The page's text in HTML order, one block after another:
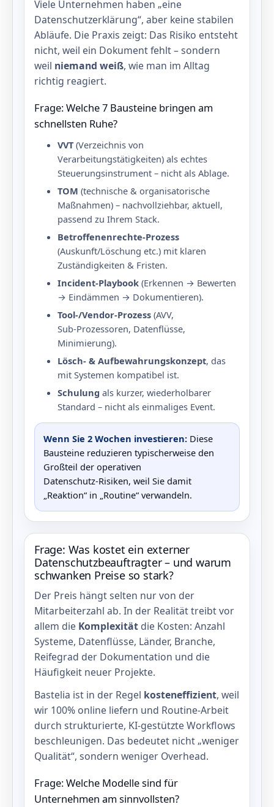
Viele Unternehmen haben „eine
Datenschutzerklärung“, aber keine stabilen
Abläufe. Die Praxis zeigt: Das Risiko entsteht
nicht, weil ein Dokument fehlt – sondern
weil niemand weiß, wie man im Alltag
richtig reagiert.
Frage: Welche 7 Bausteine bringen am
schnellsten Ruhe?
VVT(Verzeichnis von
Verarbeitungstätigkeiten) als echtes
Steuerungsinstrument – nicht als Ablage.
TOM (technische & organisatorische
Maßnahmen) – nachvollziehbar, aktuell,
passend zu Ihrem Stack.
Betroffenenrechte‑Prozess
(Auskunft/Löschung etc.) mit klaren
Zuständigkeiten & Fristen.
Incident‑Playbook (Erkennen → Bewerten
→ Eindämmen → Dokumentieren).
Tool-/Vendor‑Prozess (AVV,
Sub‑Prozessoren, Datenflüsse,
Minimierung).
Lösch- & Aufbewahrungskonzept, das
mit Systemen kompatibel ist.
Schulung als kurzer, wiederholbarer
Standard – nicht als einmaliges Event.
Wenn Sie 2 Wochen investieren: Diese
Bausteine reduzieren typischerweise den
Großteil der operativen
Datenschutz‑Risiken, weil Sie damit
„Reaktion“ in „Routine“ verwandeln.
Frage: Was kostet ein externer
Datenschutzbeauftragter – und warum
schwanken Preise so stark?
Der Preis hängt selten nur von der
Mitarbeiterzahl ab. In der Realität treibt vor
allem die Komplexität die Kosten: Anzahl
Systeme, Datenflüsse, Länder, Branche,
Reifegrad der Dokumentation und die
Häufigkeit neuer Projekte.
Bastelia ist in der Regel kosteneffizient, weil
wir 100% online liefern und Routine‑Arbeit
durch strukturierte, KI‑gestützte Workflows
beschleunigen. Das bedeutet nicht „weniger
Qualität“, sondern weniger Overhead.
Frage: Welche Modelle sind für
Unternehmen am sinnvollsten?